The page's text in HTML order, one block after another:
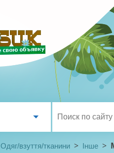
Одяг/взуття/тканини > Інше >